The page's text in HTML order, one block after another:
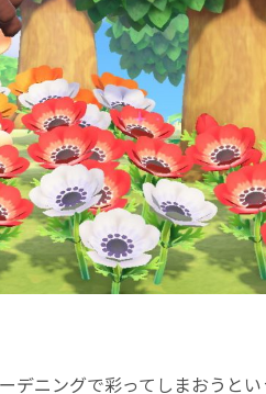
デニングで彩ってしまおうとい